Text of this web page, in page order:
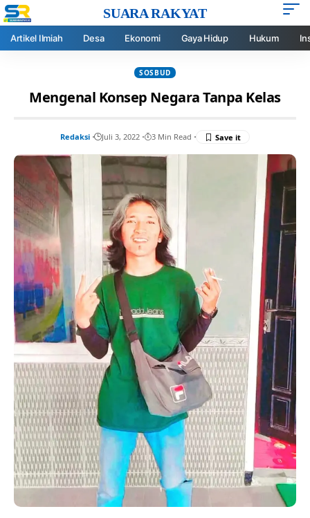
SUARA RAKYAT
Artikel Ilmiah Desa Ekonomi Gaya Hidup Hukum
SOSBUD
Mengenal Konsep Negara Tanpa Kelas
Redaksi Juli 3, 2022 3 Min Read